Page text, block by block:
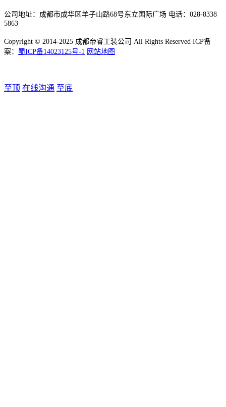
公司地址：成都市成华区羊子山路68号东立国际广场 电话：028-8338
5863
Copyright © 2014-2025 成都帝睿工装公司 All Rights Reserved ICP备
案： 蜀ICP备14023125号-1 网站地图
至顶 在线沟通 至底